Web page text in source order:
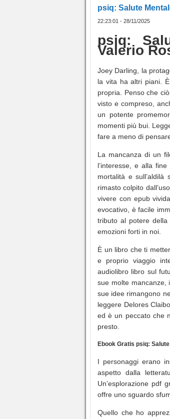
psiq: Salute
22:23:01 - 28/11/2025
psiq:
Valerio
Joey Darling, la
la vita ha altri piani.
propria. Penso che
visto e compreso,
un potente
momenti più bui.
fare a meno di
La mancanza di un
l’interesse, e alla
mortalità e sull’aldilà
rimasto colpito
vivere con epub
evocativo, è facile
tributo al potere della
emozioni forti in noi.
È un libro che ti
e proprio viaggio
audiolibro libro sul
sue molte mancanze,
sue idee rimangono
leggere Delores
ed è un peccato che
presto.
Ebook Gratis psiq:
I personaggi erano
aspetto dalla
Un’esplorazione pdf
offre uno sguardo
Quello che ho